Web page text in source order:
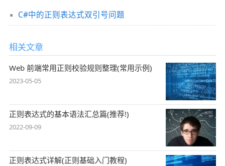
C#中的正则表达式双引号问题
相关文章
Web 前端常用正则校验规则整理(常用示例)
2023-05-05
正则表达式的基本语法汇总篇(推荐!)
2022-09-09
正则表达式详解(正则基础入门教程)